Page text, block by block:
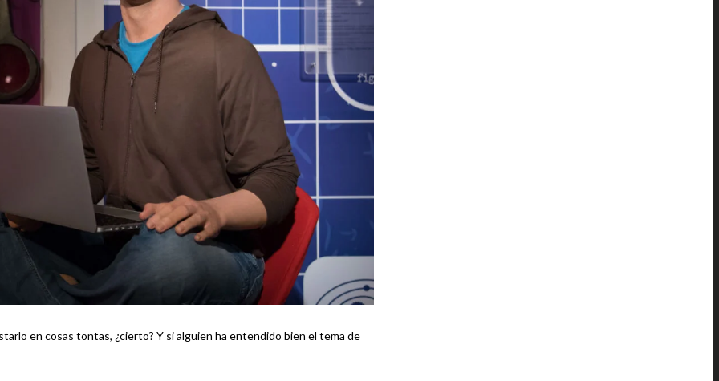
Y si alguien ha entendido bien el tema de